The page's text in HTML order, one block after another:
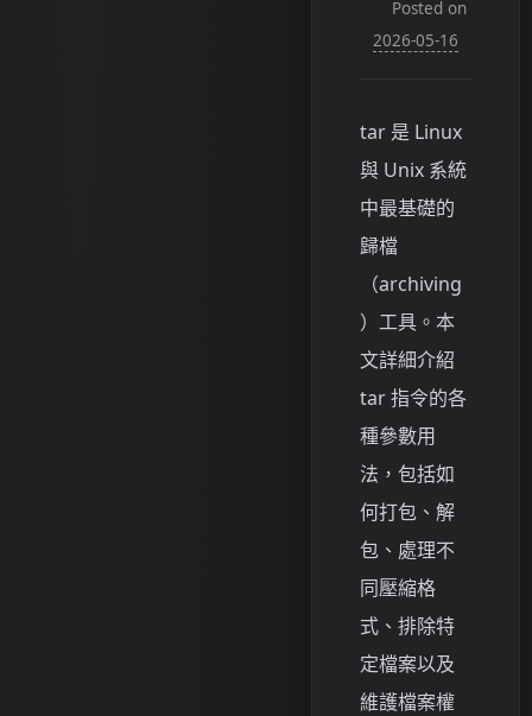
Posted on
2026-05-16
tar 是 Linux
與 Unix 系統
中最基礎的
歸檔
（archiving
）工具。本
文詳細介紹
tar 指令的各
種參數用
法，包括如
何打包、解
包、處理不
同壓縮格
式、排除特
定檔案以及
維護檔案權